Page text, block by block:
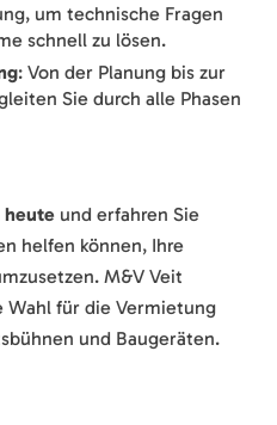
um technische Fragen
schnell zu lösen.
: Von der Planung bis zur
Sie durch alle Phasen
heute und erfahren Sie
helfen können, Ihre
M&V Veit
Wahl für die Vermietung
und Baugeräten.